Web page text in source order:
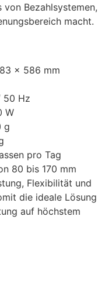
Bezahlsystemen,
macht.
× 586 mm
50 Hz
W
g
pro Tag
80 bis 170 mm
Flexibilität und
die ideale Lösung
auf höchstem